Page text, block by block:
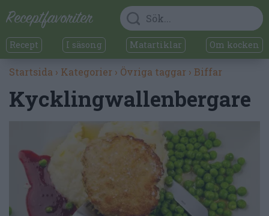
Recept I säsong Matartiklar Om kocken
Startsida › Kategorier › Övriga taggar › Biffar
Kycklingwallenbergare